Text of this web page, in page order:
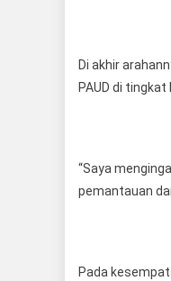
Di akhir
PAUD di
“Saya
pemantauan
Pada